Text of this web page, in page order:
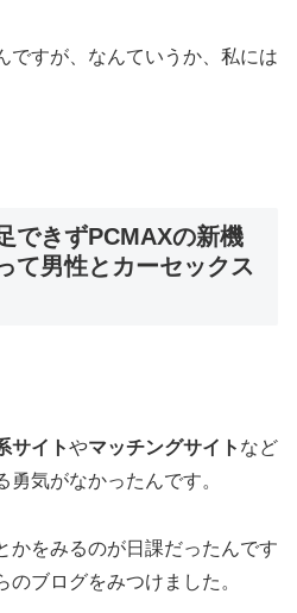
ですが、なんていうか、私には
できずPCMAXの新機
て男性とカーセックス
サイトやマッチングサイト など
勇気がなかったんです。
かをみるのが日課だったんです
ブログをみつけました。